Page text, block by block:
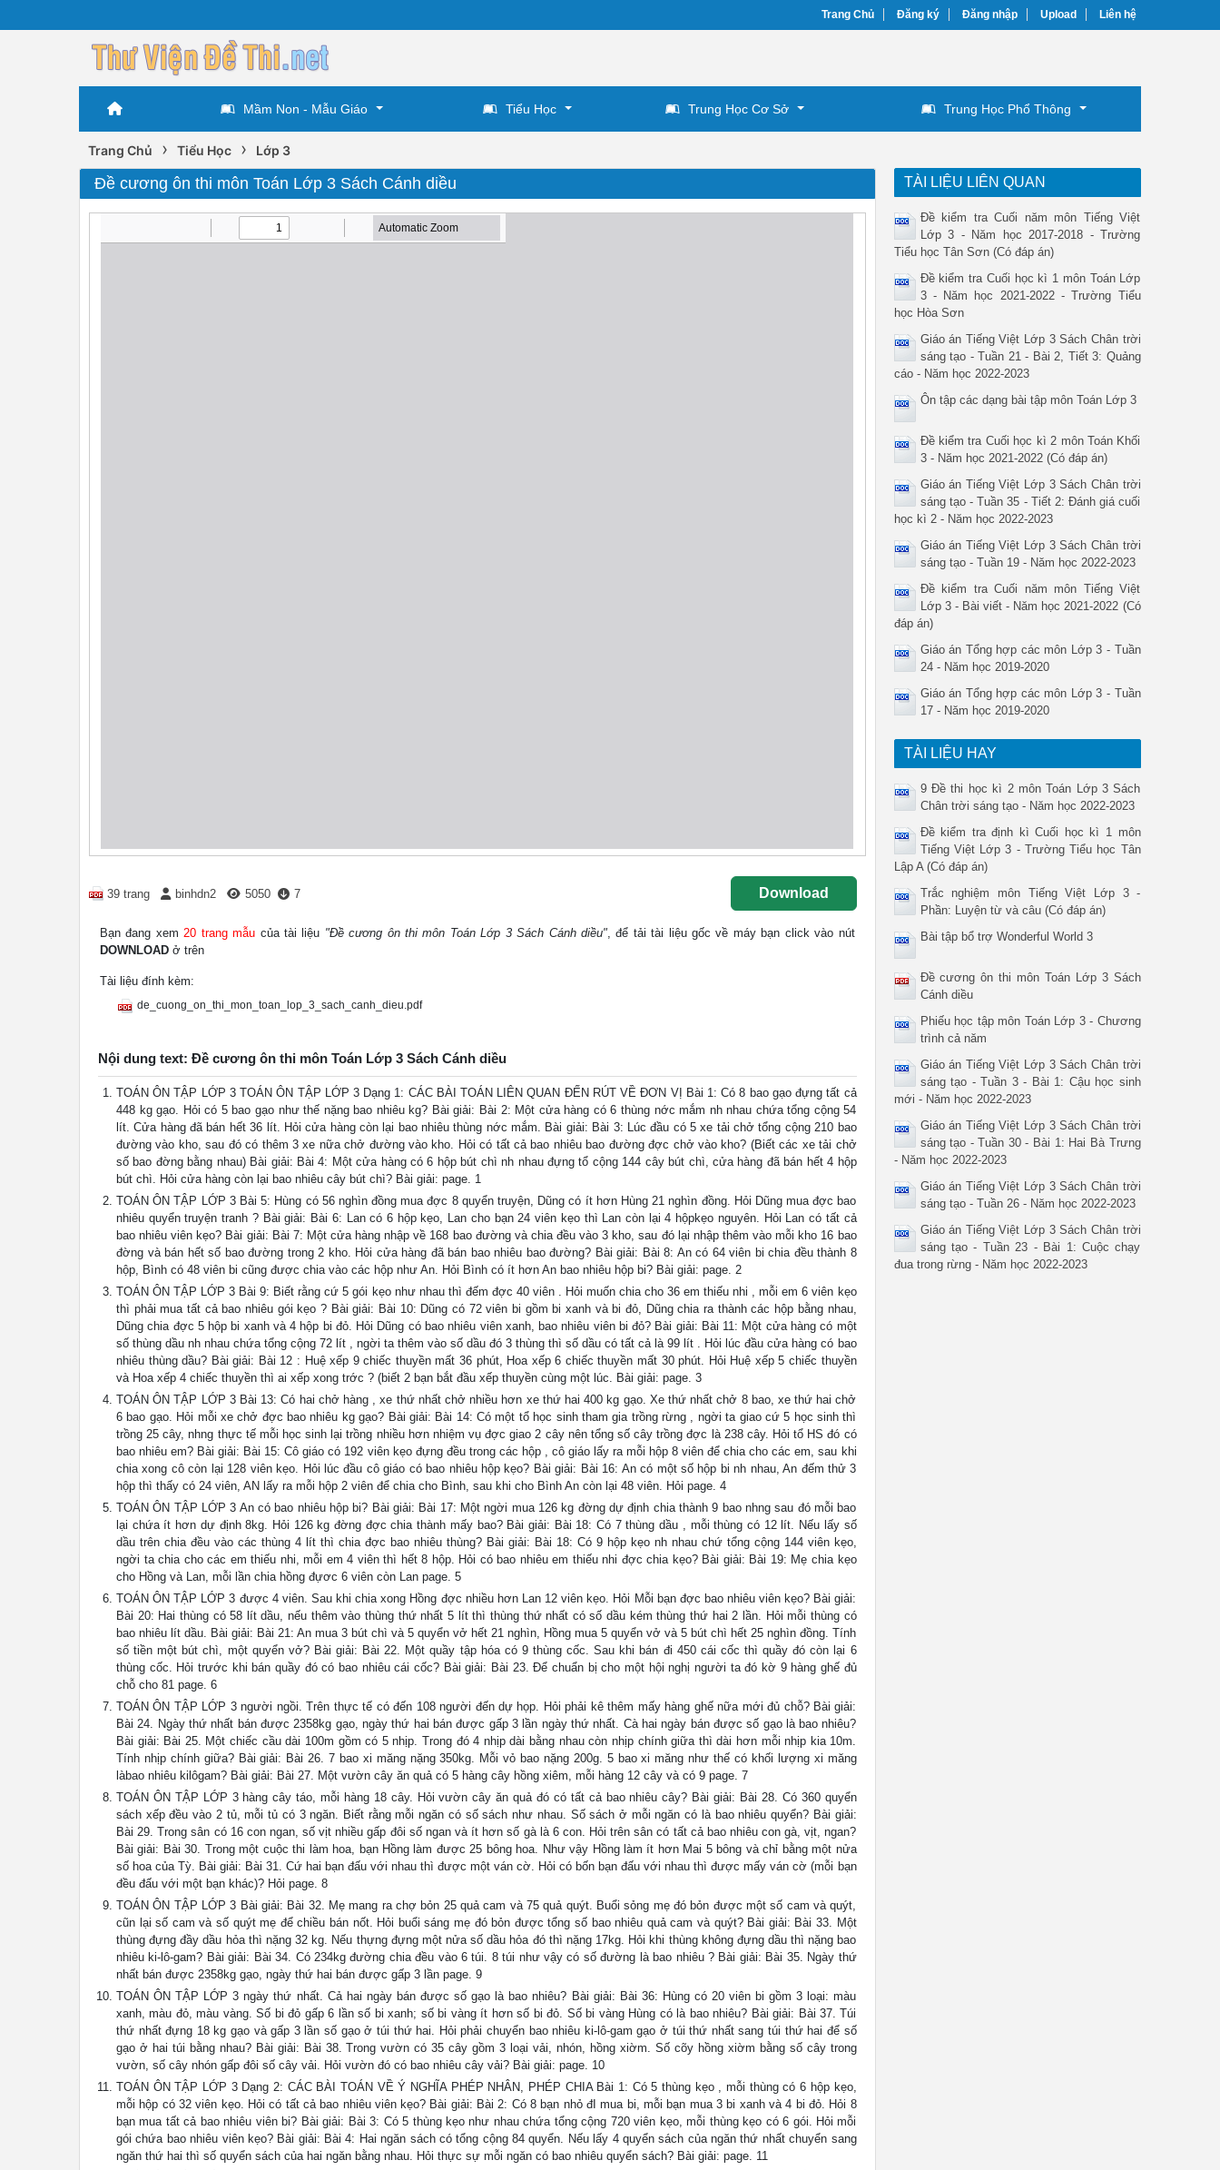
Trang Chủ Đăng ký Đăng nhập Upload Liên hệ
Mầm Non - Mẫu Giáo Tiểu Học Trung Học Cơ Sở Trung Học Phổ Thông
Trang Chủ › Tiểu Học › Lớp 3
Đề cương ôn thi môn Toán Lớp 3 Sách Cánh diều
39 trang binhdn2 5050 7 Download
Bạn đang xem20 trang mẫu của tài liệu "Đề cương ôn thi môn Toán Lớp 3 Sách Cánh diều", để tải tài liệu gốc về máy bạn click vào nút
DOWNLOAD ở trên
Tài liệu đính kèm:
de_cuong_on_thi_mon_toan_lop_3_sach_canh_dieu.pdf
Nội dung text: Đề cương ôn thi môn Toán Lớp 3 Sách Cánh diều
TOÁN ÔN TẬP LỚP 3 TOÁN ÔN TẬP LỚP 3 Dạng 1: CÁC BÀI TOÁN LIÊN QUAN ĐẾN RÚT VỀ ĐƠN VỊ Bài 1: Có 8 bao gạo đựng tất cả
448 kg gạo. Hỏi có 5 bao gạo như thế nặng bao nhiêu kg? Bài giải: Bài 2: Một cửa hàng có 6 thùng nớc mắm nh nhau chứa tổng cộng 54
lít. Cửa hàng đã bán hết 36 lít. Hỏi cửa hàng còn lại bao nhiêu thùng nớc mắm. Bài giải: Bài 3: Lúc đầu có 5 xe tải chở tổng cộng 210 bao
đường vào kho, sau đó có thêm 3 xe nữa chở đường vào kho. Hỏi có tất cả bao nhiêu bao đường đợc chở vào kho? (Biết các xe tải chở
số bao đờng bằng nhau) Bài giải: Bài 4: Một cửa hàng có 6 hộp bút chì nh nhau đựng tổ cộng 144 cây bút chì, cửa hàng đã bán hết 4 hộp
bút chì. Hỏi cửa hàng còn lại bao nhiêu cây bút chì? Bài giải: page. 1
TOÁN ÔN TẬP LỚP 3 Bài 5: Hùng có 56 nghìn đồng mua đợc 8 quyển truyện, Dũng có ít hơn Hùng 21 nghìn đồng. Hỏi Dũng mua đợc bao
nhiêu quyển truyện tranh ? Bài giải: Bài 6: Lan có 6 hộp kẹo, Lan cho bạn 24 viên kẹo thì Lan còn lại 4 hộpkẹo nguyên. Hỏi Lan có tất cả
bao nhiêu viên kẹo? Bài giải: Bài 7: Một cửa hàng nhập về 168 bao đường và chia đều vào 3 kho, sau đó lại nhập thêm vào mỗi kho 16 bao
đờng và bán hết số bao đường trong 2 kho. Hỏi cửa hàng đã bán bao nhiêu bao đường? Bài giải: Bài 8: An có 64 viên bi chia đều thành 8
hộp, Bình có 48 viên bi cũng được chia vào các hộp như An. Hỏi Bình có ít hơn An bao nhiêu hộp bi? Bài giải: page. 2
TOÁN ÔN TẬP LỚP 3 Bài 9: Biết rằng cứ 5 gói kẹo như nhau thì đếm đợc 40 viên . Hỏi muốn chia cho 36 em thiếu nhi , mỗi em 6 viên kẹo
thì phải mua tất cả bao nhiêu gói kẹo ? Bài giải: Bài 10: Dũng có 72 viên bi gồm bi xanh và bi đỏ, Dũng chia ra thành các hộp bằng nhau,
Dũng chia đợc 5 hộp bi xanh và 4 hộp bi đỏ. Hỏi Dũng có bao nhiêu viên xanh, bao nhiêu viên bi đỏ? Bài giải: Bài 11: Một cửa hàng có một
số thùng dầu nh nhau chứa tổng cộng 72 lít , ngời ta thêm vào số dầu đó 3 thùng thì số dầu có tất cả là 99 lít . Hỏi lúc đầu cửa hàng có bao
nhiêu thùng dầu? Bài giải: Bài 12 : Huệ xếp 9 chiếc thuyền mất 36 phút, Hoa xếp 6 chiếc thuyền mất 30 phút. Hỏi Huệ xếp 5 chiếc thuyền
và Hoa xếp 4 chiếc thuyền thì ai xếp xong trớc ? (biết 2 bạn bắt đầu xếp thuyền cùng một lúc. Bài giải: page. 3
TOÁN ÔN TẬP LỚP 3 Bài 13: Có hai chở hàng , xe thứ nhất chở nhiều hơn xe thứ hai 400 kg gạo. Xe thứ nhất chở 8 bao, xe thứ hai chở
6 bao gạo. Hỏi mỗi xe chở đợc bao nhiêu kg gạo? Bài giải: Bài 14: Có một tổ học sinh tham gia trồng rừng , ngời ta giao cứ 5 học sinh thì
trồng 25 cây, nhng thực tế mỗi học sinh lại trồng nhiều hơn nhiệm vụ đợc giao 2 cây nên tổng số cây trồng đợc là 238 cây. Hỏi tổ HS đó có
bao nhiêu em? Bài giải: Bài 15: Cô giáo có 192 viên kẹo đựng đều trong các hộp , cô giáo lấy ra mỗi hộp 8 viên để chia cho các em, sau khi
chia xong cô còn lại 128 viên kẹo. Hỏi lúc đầu cô giáo có bao nhiêu hộp kẹo? Bài giải: Bài 16: An có một số hộp bi nh nhau, An đếm thử 3
hộp thì thấy có 24 viên, AN lấy ra mỗi hộp 2 viên để chia cho Bình, sau khi cho Bình An còn lại 48 viên. Hỏi page. 4
TOÁN ÔN TẬP LỚP 3 An có bao nhiêu hộp bi? Bài giải: Bài 17: Một ngời mua 126 kg đờng dự định chia thành 9 bao nhng sau đó mỗi bao
lại chứa ít hơn dự định 8kg. Hỏi 126 kg đờng đợc chia thành mấy bao? Bài giải: Bài 18: Có 7 thùng dầu , mỗi thùng có 12 lít. Nếu lấy số
dầu trên chia đều vào các thùng 4 lít thì chia đợc bao nhiêu thùng? Bài giải: Bài 18: Có 9 hộp kẹo nh nhau chứ tổng cộng 144 viên kẹo,
ngời ta chia cho các em thiếu nhi, mỗi em 4 viên thì hết 8 hộp. Hỏi có bao nhiêu em thiếu nhi đợc chia kẹo? Bài giải: Bài 19: Mẹ chia kẹo
cho Hồng và Lan, mỗi lần chia hồng đựơc 6 viên còn Lan page. 5
TOÁN ÔN TẬP LỚP 3 được 4 viên. Sau khi chia xong Hồng đợc nhiều hơn Lan 12 viên kẹo. Hỏi Mỗi bạn đợc bao nhiêu viên kẹo? Bài giải:
Bài 20: Hai thùng có 58 lít dầu, nếu thêm vào thùng thứ nhất 5 lít thì thùng thứ nhất có số dầu kém thùng thứ hai 2 lần. Hỏi mỗi thùng có
bao nhiêu lít dầu. Bài giải: Bài 21: An mua 3 bút chì và 5 quyển vở hết 21 nghìn, Hồng mua 5 quyển vở và 5 bút chì hết 25 nghìn đồng. Tính
số tiền một bút chì, một quyển vở? Bài giải: Bài 22. Một quầy tập hóa có 9 thùng cốc. Sau khi bán đi 450 cái cốc thì quầy đó còn lại 6
thùng cốc. Hỏi trước khi bán quầy đó có bao nhiêu cái cốc? Bài giải: Bài 23. Để chuẩn bị cho một hội nghị người ta đó kờ 9 hàng ghế đủ
chỗ cho 81 page. 6
TOÁN ÔN TẬP LỚP 3 người ngồi. Trên thực tế có đến 108 người đến dự họp. Hỏi phải kê thêm mấy hàng ghế nữa mới đủ chỗ? Bài giải:
Bài 24. Ngày thứ nhất bán được 2358kg gạo, ngày thứ hai bán được gấp 3 lần ngày thứ nhất. Cà hai ngày bán được số gạo là bao nhiêu?
Bài giải: Bài 25. Một chiếc cầu dài 100m gồm có 5 nhịp. Trong đó 4 nhịp dài bằng nhau còn nhịp chính giữa thì dài hơn mỗi nhịp kia 10m.
Tính nhịp chính giữa? Bài giải: Bài 26. 7 bao xi măng nặng 350kg. Mỗi vỏ bao nặng 200g. 5 bao xi măng như thế có khối lượng xi măng
làbao nhiêu kilôgam? Bài giải: Bài 27. Một vườn cây ăn quả có 5 hàng cây hồng xiêm, mỗi hàng 12 cây và có 9 page. 7
TOÁN ÔN TẬP LỚP 3 hàng cây táo, mỗi hàng 18 cây. Hỏi vườn cây ăn quả đó có tất cả bao nhiêu cây? Bài giải: Bài 28. Có 360 quyển
sách xếp đều vào 2 tủ, mỗi tủ có 3 ngăn. Biết rằng mỗi ngăn có số sách như nhau. Số sách ở mỗi ngăn có là bao nhiêu quyển? Bài giải:
Bài 29. Trong sân có 16 con ngan, số vịt nhiều gấp đôi số ngan và ít hơn số gà là 6 con. Hỏi trên sân có tất cả bao nhiêu con gà, vịt, ngan?
Bài giải: Bài 30. Trong một cuộc thi làm hoa, bạn Hồng làm được 25 bông hoa. Như vậy Hồng làm ít hơn Mai 5 bông và chỉ bằng một nửa
số hoa của Tỳ. Bài giải: Bài 31. Cứ hai bạn đấu với nhau thì được một ván cờ. Hỏi có bốn bạn đấu với nhau thì được mấy ván cờ (mỗi bạn
đều đấu với một bạn khác)? Hỏi page. 8
TOÁN ÔN TẬP LỚP 3 Bài giải: Bài 32. Mẹ mang ra chợ bỏn 25 quả cam và 75 quả quýt. Buổi sỏng mẹ đó bỏn được một số cam và quýt,
cũn lại số cam và số quýt mẹ để chiều bán nốt. Hỏi buổi sáng mẹ đó bỏn được tổng số bao nhiêu quả cam và quýt? Bài giải: Bài 33. Một
thùng đựng đầy dầu hỏa thì nặng 32 kg. Nếu thựng đựng một nửa số dầu hỏa đó thì nặng 17kg. Hỏi khi thùng không đựng dầu thì nặng bao
nhiêu ki-lô-gam? Bài giải: Bài 34. Có 234kg đường chia đều vào 6 túi. 8 túi như vậy có số đường là bao nhiêu ? Bài giải: Bài 35. Ngày thứ
nhất bán được 2358kg gạo, ngày thứ hai bán được gấp 3 lần page. 9
TOÁN ÔN TẬP LỚP 3 ngày thứ nhất. Cả hai ngày bán được số gạo là bao nhiêu? Bài giải: Bài 36: Hùng có 20 viên bi gồm 3 loại: màu
xanh, màu đỏ, màu vàng. Số bi đỏ gấp 6 lần số bi xanh; số bi vàng ít hơn số bi đỏ. Số bi vàng Hùng có là bao nhiêu? Bài giải: Bài 37. Túi
thứ nhất đựng 18 kg gạo và gấp 3 lần số gạo ở túi thứ hai. Hỏi phải chuyển bao nhiêu ki-lô-gam gạo ở túi thứ nhất sang túi thứ hai để số
gạo ở hai túi bằng nhau? Bài giải: Bài 38. Trong vườn có 35 cây gồm 3 loại vải, nhón, hồng xiờm. Số cõy hồng xiờm bằng số cây trong
vườn, số cây nhón gấp đôi số cây vải. Hỏi vườn đó có bao nhiêu cây vải? Bài giải: page. 10
TOÁN ÔN TẬP LỚP 3 Dạng 2: CÁC BÀI TOÁN VỀ Ý NGHĨA PHÉP NHÂN, PHÉP CHIA Bài 1: Có 5 thùng kẹo , mỗi thùng có 6 hộp kẹo,
mỗi hộp có 32 viên kẹo. Hỏi có tất cả bao nhiêu viên kẹo? Bài giải: Bài 2: Có 8 bạn nhỏ đI mua bi, mỗi bạn mua 3 bi xanh và 4 bi đỏ. Hỏi 8
bạn mua tất cả bao nhiêu viên bi? Bài giải: Bài 3: Có 5 thùng kẹo như nhau chứa tổng cộng 720 viên kẹo, mỗi thùng kẹo có 6 gói. Hỏi mỗi
gói chứa bao nhiêu viên kẹo? Bài giải: Bài 4: Hai ngăn sách có tổng cộng 84 quyển. Nếu lấy 4 quyển sách của ngăn thứ nhất chuyển sang
ngăn thứ hai thì số quyển sách của hai ngăn bằng nhau. Hỏi thực sự mỗi ngăn có bao nhiêu quyển sách? Bài giải: page. 11
TÀI LIỆU LIÊN QUAN
Đề kiểm tra Cuối năm môn Tiếng Việt
Lớp 3 - Năm học 2017-2018 - Trường
Tiểu học Tân Sơn (Có đáp án)
Đề kiểm tra Cuối học kì 1 môn Toán Lớp
3 - Năm học 2021-2022 - Trường Tiểu
học Hòa Sơn
Giáo án Tiếng Việt Lớp 3 Sách Chân trời
sáng tạo - Tuần 21 - Bài 2, Tiết 3: Quảng
cáo - Năm học 2022-2023
Ôn tập các dạng bài tập môn Toán Lớp 3
Đề kiểm tra Cuối học kì 2 môn Toán Khối
3 - Năm học 2021-2022 (Có đáp án)
Giáo án Tiếng Việt Lớp 3 Sách Chân trời
sáng tạo - Tuần 35 - Tiết 2: Đánh giá cuối
học kì 2 - Năm học 2022-2023
Giáo án Tiếng Việt Lớp 3 Sách Chân trời
sáng tạo - Tuần 19 - Năm học 2022-2023
Đề kiểm tra Cuối năm môn Tiếng Việt
Lớp 3 - Bài viết - Năm học 2021-2022 (Có
đáp án)
Giáo án Tổng hợp các môn Lớp 3 - Tuần
24 - Năm học 2019-2020
Giáo án Tổng hợp các môn Lớp 3 - Tuần
17 - Năm học 2019-2020
TÀI LIỆU HAY
9 Đề thi học kì 2 môn Toán Lớp 3 Sách
Chân trời sáng tạo - Năm học 2022-2023
Đề kiểm tra định kì Cuối học kì 1 môn
Tiếng Việt Lớp 3 - Trường Tiểu học Tân
Lập A (Có đáp án)
Trắc nghiệm môn Tiếng Việt Lớp 3 -
Phần: Luyện từ và câu (Có đáp án)
Bài tập bổ trợ Wonderful World 3
Đề cương ôn thi môn Toán Lớp 3 Sách
Cánh diều
Phiếu học tập môn Toán Lớp 3 - Chương
trình cả năm
Giáo án Tiếng Việt Lớp 3 Sách Chân trời
sáng tạo - Tuần 3 - Bài 1: Cậu học sinh
mới - Năm học 2022-2023
Giáo án Tiếng Việt Lớp 3 Sách Chân trời
sáng tạo - Tuần 30 - Bài 1: Hai Bà Trưng
- Năm học 2022-2023
Giáo án Tiếng Việt Lớp 3 Sách Chân trời
sáng tạo - Tuần 26 - Năm học 2022-2023
Giáo án Tiếng Việt Lớp 3 Sách Chân trời
sáng tạo - Tuần 23 - Bài 1: Cuộc chạy
đua trong rừng - Năm học 2022-2023